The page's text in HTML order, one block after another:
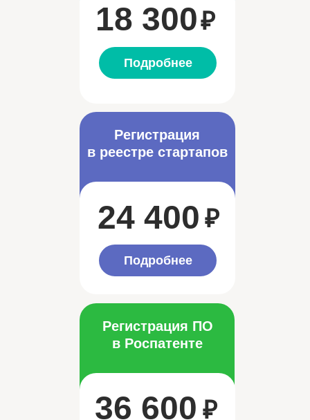
18 300₽
Подробнее
Регистрация
в реестре стартапов
24 400 ₽
Подробнее
Регистрация ПО
в Роспатенте
36 600 ₽